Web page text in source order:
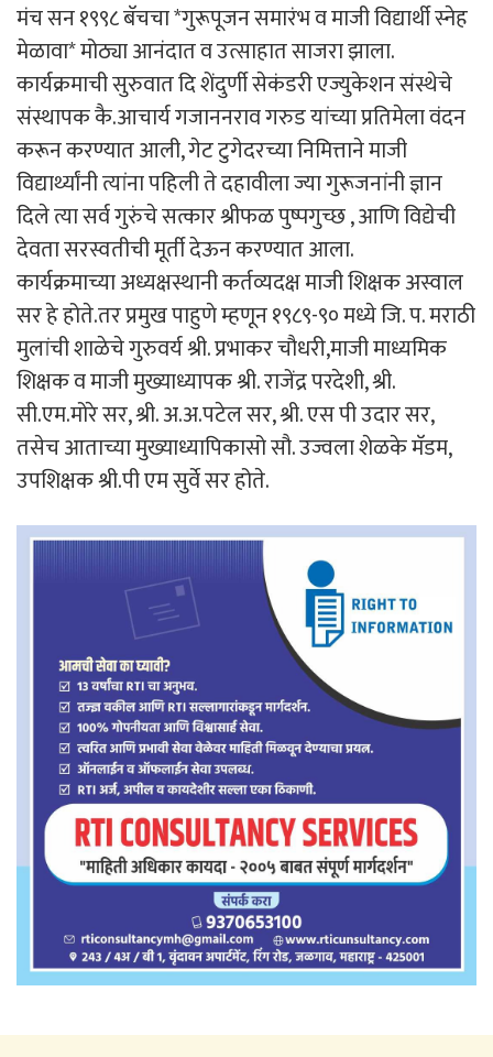
येथील डॉ. जे. जी. पंडित माध्यमिक विद्यालय येथे माजी विद्यार्थी
मंच सन १९९८ बॅचचा *गुरूपूजन समारंभ व माजी विद्यार्थी स्नेह
मेळावा* मोठ्या आनंदात व उत्साहात साजरा झाला.
कार्यक्रमाची सुरुवात दि शेंदुर्णी सेकंडरी एज्युकेशन संस्थेचे
संस्थापक कै.आचार्य गजाननराव गरुड यांच्या प्रतिमेला वंदन
करून करण्यात आली, गेट टुगेदरच्या निमित्ताने माजी
विद्यार्थ्यांनी त्यांना पहिली ते दहावीला ज्या गुरूजनांनी ज्ञान
दिले त्या सर्व गुरुंचे सत्कार श्रीफळ पुष्पगुच्छ , आणि विद्येची
देवता सरस्वतीची मूर्ती देऊन करण्यात आला.
कार्यक्रमाच्या अध्यक्षस्थानी कर्तव्यदक्ष माजी शिक्षक अस्वाल
सर हे होते.तर प्रमुख पाहुणे म्हणून १९८९-९० मध्ये जि. प. मराठी
मुलांची शाळेचे गुरुवर्य श्री. प्रभाकर चौधरी,माजी माध्यमिक
शिक्षक व माजी मुख्याध्यापक श्री. राजेंद्र परदेशी, श्री.
सी.एम.मोरे सर, श्री. अ.अ.पटेल सर, श्री. एस पी उदार सर,
तसेच आताच्या मुख्याध्यापिकासो सौ. उज्वला शेळके मॅडम,
उपशिक्षक श्री.पी एम सुर्वे सर होते.